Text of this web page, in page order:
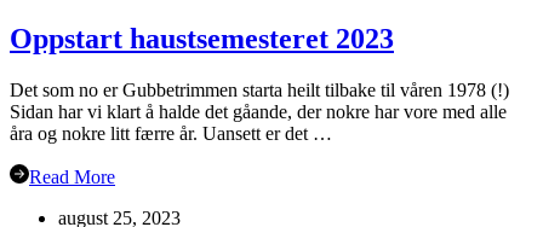
Oppstart haustsemesteret 2023
Det som no er Gubbetrimmen starta heilt tilbake til våren 1978 (!)
Sidan har vi klart å halde det gåande, der nokre har vore med alle
åra og nokre litt færre år. Uansett er det …
Read More
august 25, 2023